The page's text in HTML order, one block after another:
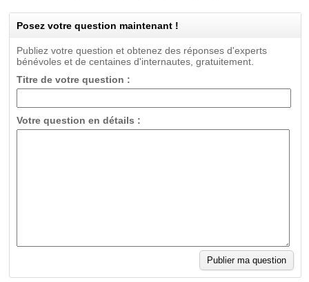
Posez votre question maintenant !
Publiez votre question et obtenez des réponses d'experts
bénévoles et de centaines d'internautes, gratuitement.
Titre de votre question :
Votre question en détails :